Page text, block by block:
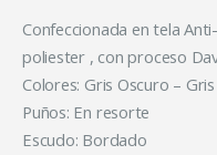
Confeccionada en tela
poliester , con proceso
Colores: Gris Oscuro –
Puños: En resorte
Escudo: Bordado